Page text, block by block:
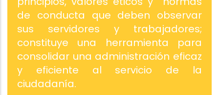
de conducta que deben observar
sus servidores y trabajadores;
constituye una herramienta para
consolidar una administración eficaz
y eficiente al servicio de la
ciudadanía.